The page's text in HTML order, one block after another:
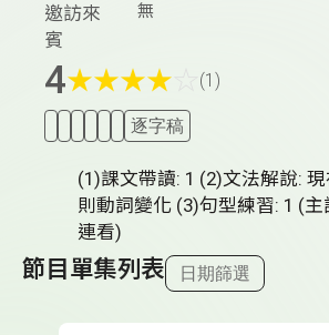
邀訪來
賓
無
4★★★★ (1)
逐字稿
(1)課文帶讀: 1 (2)文法解說:
則動詞變化 (3)句型練習: 1 (
連看)
節目單集列表 日期篩選